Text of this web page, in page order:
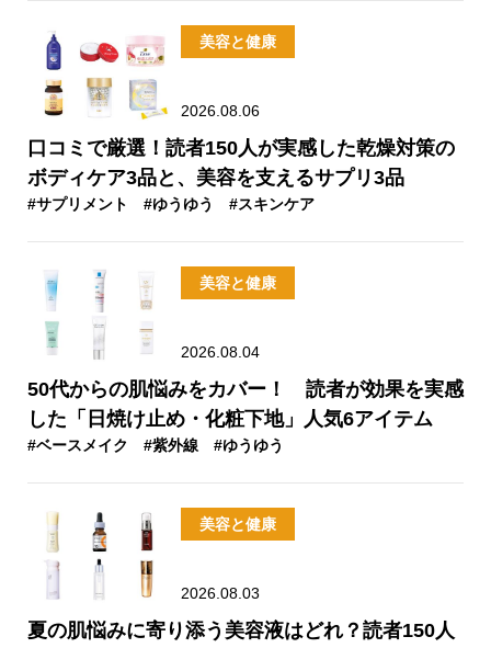
美容と健康
2026.08.06
口コミで厳選！読者150人が実感した乾燥対策の
ボディケア3品と、美容を支えるサプリ3品
#サプリメント #ゆうゆう #スキンケア
美容と健康
2026.08.04
50代からの肌悩みをカバー！ 読者が効果を実感
した「日焼け止め・化粧下地」人気6アイテム
#ベースメイク #紫外線 #ゆうゆう
美容と健康
2026.08.03
夏の肌悩みに寄り添う美容液はどれ？読者150人